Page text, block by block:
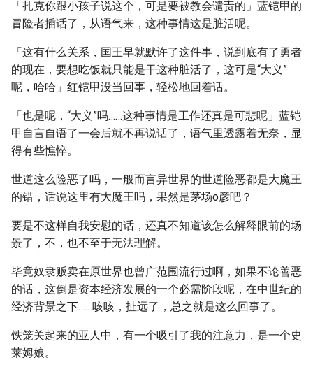
「扎克你跟小孩子说这个，可是要被教会谴责的」蓝铠甲的
冒险者插话了，从语气来，这种事情这是脏活呢。
「这有什么关系，国王早就默许了这件事，说到底有了勇者
的现在，要想吃饭就只能是干这种脏活了，这可是“大义”
呢，哈哈」红铠甲没当回事，轻松地回着话。
「也是呢，“大义”吗……这种事情是工作还真是可悲呢」蓝铠
甲自言自语了一会后就不再说话了，语气里透露着无奈，显
得有些憔悴。
世道这么险恶了吗，一般而言异世界的世道险恶都是大魔王
的错，话说这里有大魔王吗，果然是茅场o彦吧？
要是不这样自我安慰的话，还真不知道该怎么解释眼前的场
景了，不，也不至于无法理解。
毕竟奴隶贩卖在原世界也曾广范围流行过啊，如果不论善恶
的话，这倒是资本经济发展的一个必需阶段呢，在中世纪的
经济背景之下……咳咳，扯远了，总之就是这么回事了。
铁笼关起来的亚人中，有一个吸引了我的注意力，是一个史
莱姆娘。